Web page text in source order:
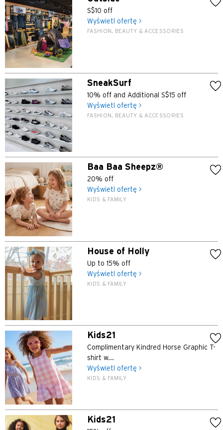
S$10 off
Wyświetl ofertę >
FASHION, BEAUTY & ACCESSORIES
SneakSurf
10% off and Additional S$15 off
Wyświetl ofertę >
FASHION, BEAUTY & ACCESSORIES
Baa Baa Sheepz®
20% off
Wyświetl ofertę >
KIDS & FAMILY
House of Holly
Up to 15% off
Wyświetl ofertę >
KIDS & FAMILY
Kids21
Complimentary Kindred Horse Graphic T-
shirt w...
Wyświetl ofertę >
KIDS & FAMILY
Kids21